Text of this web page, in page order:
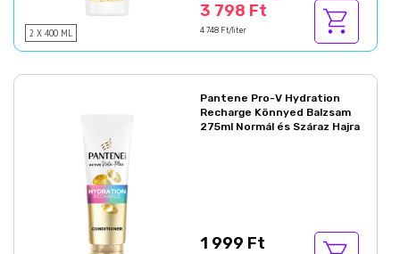
2 X 400 ML
3 798 Ft
4 748 Ft/liter
Pantene Pro-V Hydration
Recharge Könnyed Balzsam
275ml Normál és Száraz Hajra
1 999 Ft